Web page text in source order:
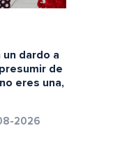
un dardo a
de
eres una,
2026